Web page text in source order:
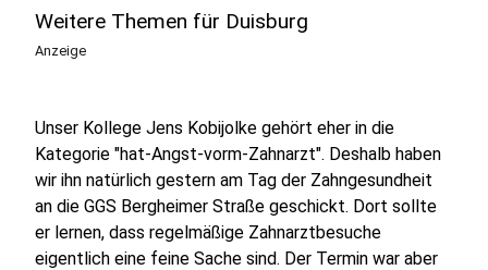
Weitere Themen für Duisburg
Anzeige
Unser Kollege Jens Kobijolke gehört eher in die
Kategorie "hat-Angst-vorm-Zahnarzt". Deshalb haben
wir ihn natürlich gestern am Tag der Zahngesundheit
an die GGS Bergheimer Straße geschickt. Dort sollte
er lernen, dass regelmäßige Zahnarztbesuche
eigentlich eine feine Sache sind. Der Termin war aber